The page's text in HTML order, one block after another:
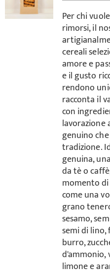
Per chi
rimorsi, il
cereali
amore e
e il gusto
rendono
racconta il
con
genuino
tradizione.
genuina,
da tè o
momento di
come una
grano
sesamo,
semi di lino,
burro,
d'ammonio,
limone e